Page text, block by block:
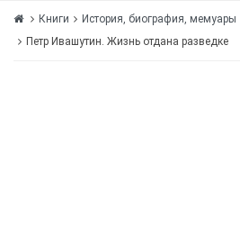
Книги История, биография, мемуары
Петр Ивашутин. Жизнь отдана разведке